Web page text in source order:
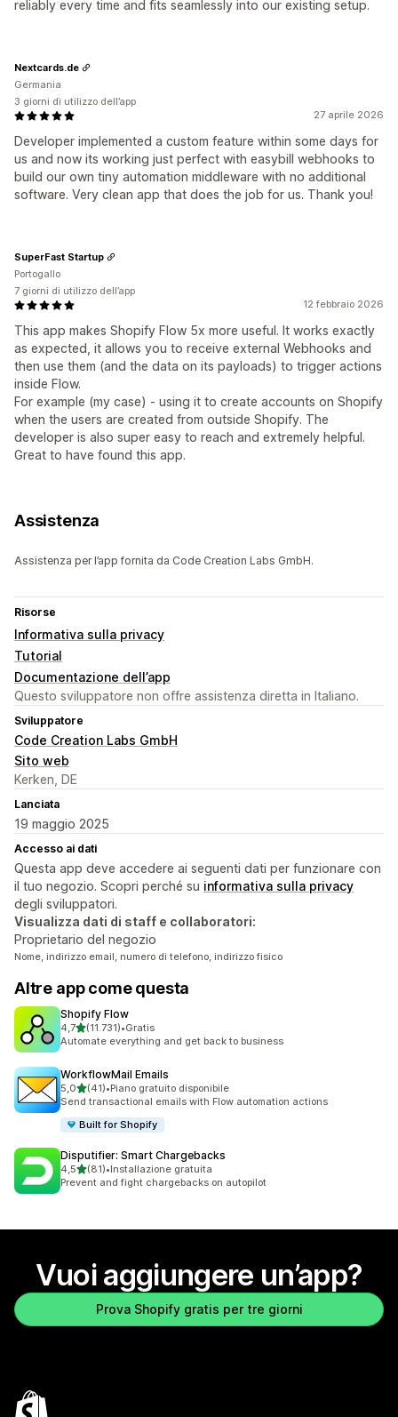
reliably every time and fits seamlessly into our existing setup.
27 aprile 2026
Developer implemented a custom feature within some days for
us and now its working just perfect with easybill webhooks to
build our own tiny automation middleware with no additional
software. Very clean app that does the job for us. Thank you!
Nextcards.de
Germania
3 giorni di utilizzo dell’app
12 febbraio 2026
This app makes Shopify Flow 5x more useful. It works exactly
as expected, it allows you to receive external Webhooks and
then use them (and the data on its payloads) to trigger actions
inside Flow.
For example (my case) - using it to create accounts on Shopify
when the users are created from outside Shopify. The
developer is also super easy to reach and extremely helpful.
Great to have found this app.
SuperFast Startup
Portogallo
7 giorni di utilizzo dell’app
Assistenza
Assistenza per l’app fornita da Code Creation Labs GmbH.
Risorse
Informativa sulla privacy
Tutorial
Documentazione dell’app
Questo sviluppatore non offre assistenza diretta in Italiano.
Sviluppatore
Code Creation Labs GmbH
Sito web
Kerken, DE
Lanciata
19 maggio 2025
Accesso ai dati
Questa app deve accedere ai seguenti dati per funzionare con
il tuo negozio. Scopri perché su informativa sulla privacy
degli sviluppatori.
Visualizza dati di staff e collaboratori:
Proprietario del negozio
Nome, indirizzo email, numero di telefono, indirizzo fisico
Altre app come questa
Shopify Flow
4,7stelle su 5
(11.731)
11731 recensioni totali
•Gratis
Automate everything and get back to business
WorkflowMail Emails
5,0stelle su 5
(41)
41 recensioni totali
•Piano gratuito disponibile
Send transactional emails with Flow automation actions
Built for Shopify
Disputifier: Smart Chargebacks
4,5stelle su 5
(81)
81 recensioni totali
•Installazione gratuita
Prevent and fight chargebacks on autopilot
Vuoi aggiungere un’app?
Prova Shopify gratis per tre giorni